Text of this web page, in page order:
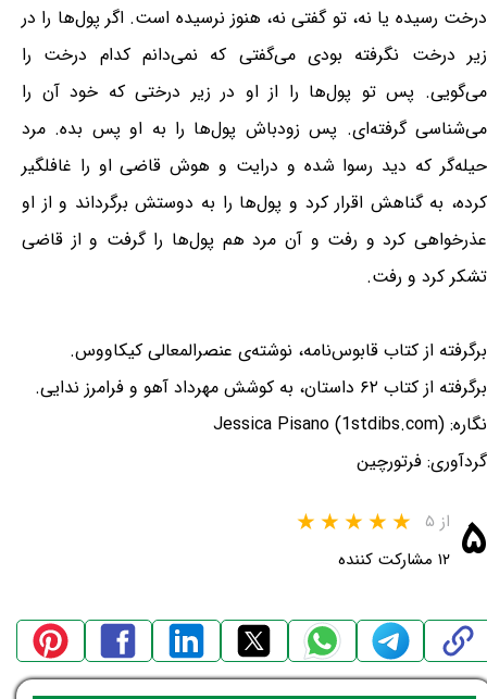
درخت رسیده یا نه، تو گفتی نه، هنوز نرسیده است. اگر پول‌ها را در
زیر درخت نگرفته بودی می‌گفتی که نمی‌دانم کدام درخت را
می‌گویی. پس تو پول‌ها را از او در زیر درختی که خود آن را
می‌شناسی گرفته‌ای. پس زودباش پول‌ها را به او پس بده. مرد
حیله‌گر که دید رسوا شده و درایت و هوش قاضی او را غافلگیر
کرده، به گناهش اقرار کرد و پول‌ها را به دوستش برگرداند و از او
عذرخواهی کرد و رفت و آن مرد هم پول‌ها را گرفت و از قاضی
تشکر کرد و رفت.
برگرفته از کتاب قابوس‌نامه، نوشته‌ی عنصرالمعالی کیکاووس.
برگرفته از کتاب ۶۲ داستان، به کوشش مهرداد آهو و فرامرز ندایی.
نگاره: Jessica Pisano (1stdibs.com)
گردآوری: فرتورچین
۵ از ۵
۱۲ مشارکت کننده